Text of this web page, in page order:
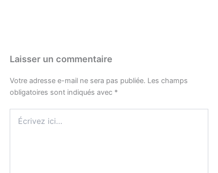
Laisser un commentaire
Votre adresse e-mail ne sera pas publiée. Les champs
obligatoires sont indiqués avec *
ici…